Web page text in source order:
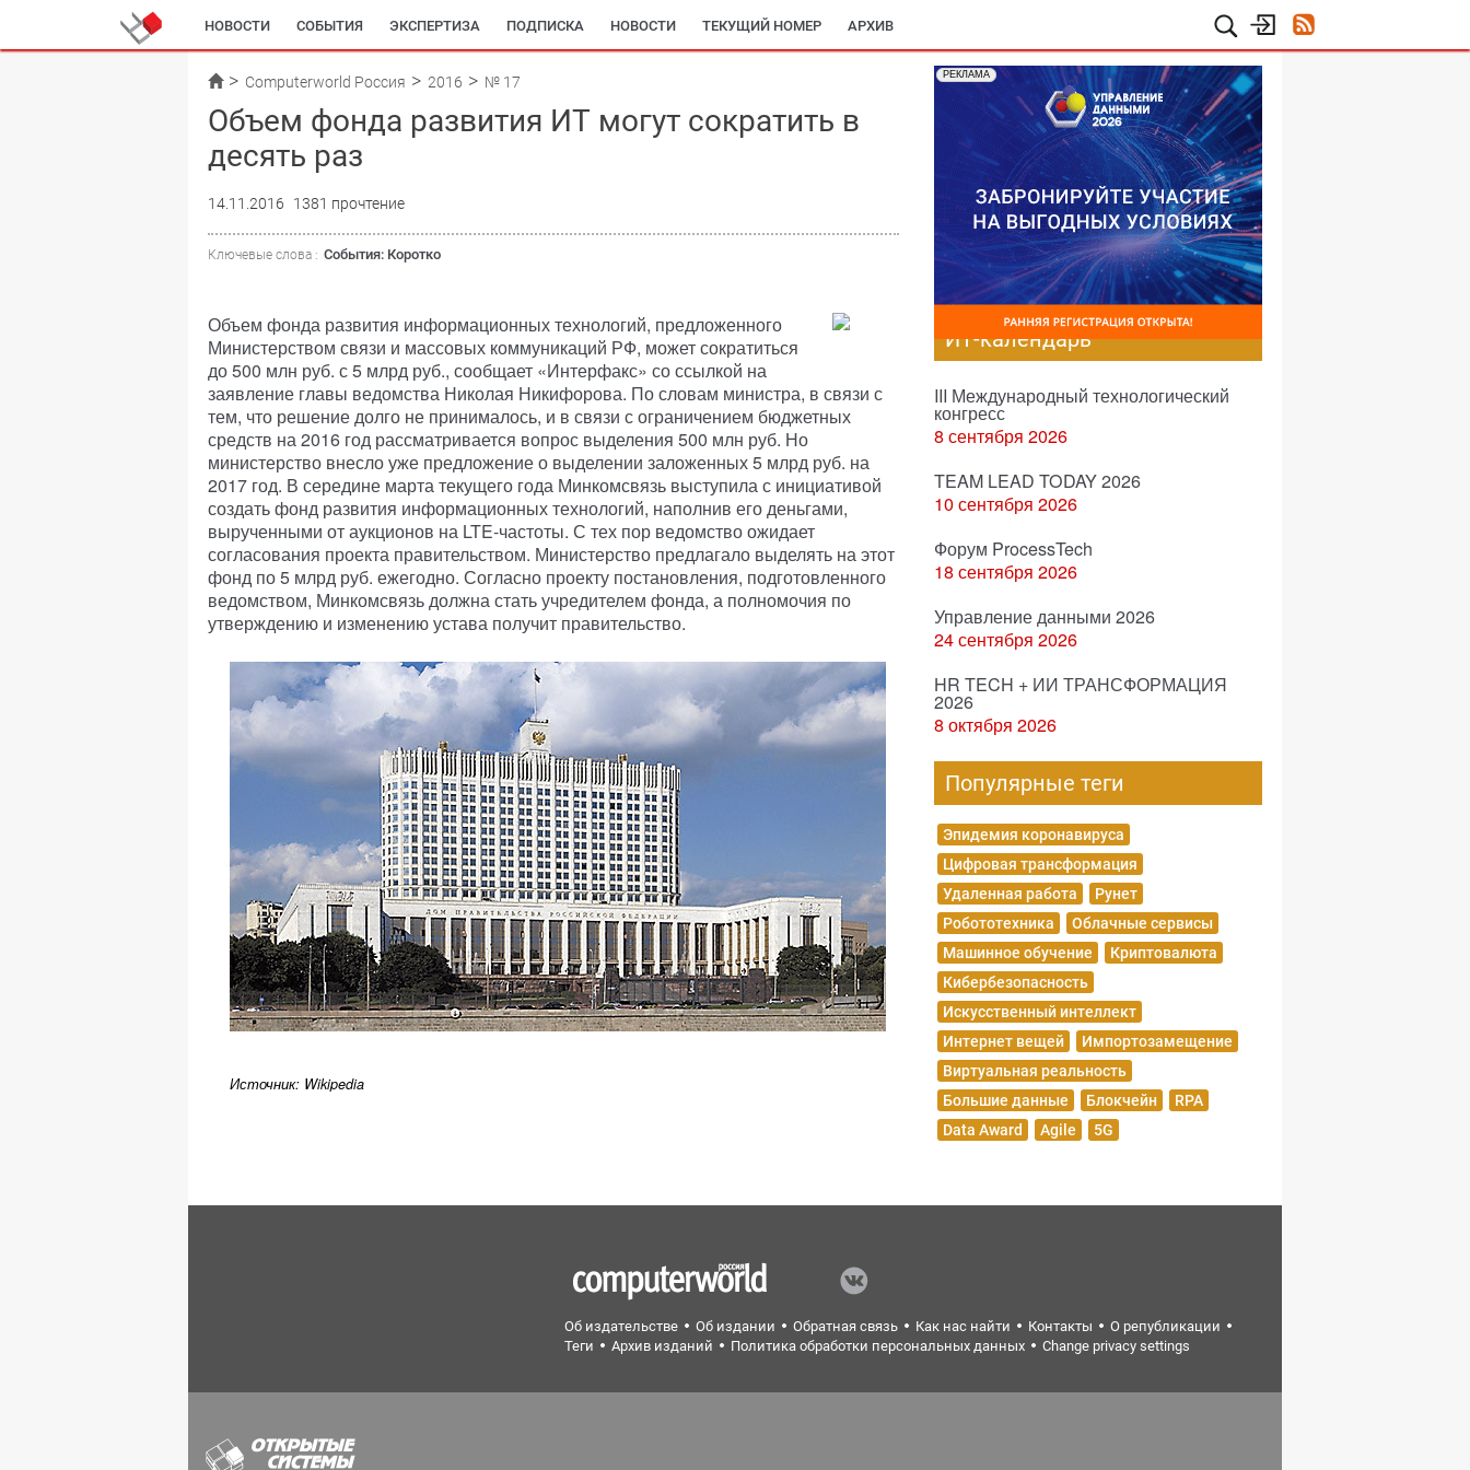
НОВОСТИ СОБЫТИЯ ЭКСПЕРТИЗА ПОДПИСКА НОВОСТИ ТЕКУЩИЙ НОМЕР АРХИВ
Computerworld Россия 2016 № 17
Объем фонда развития ИТ могут сократить в
десять раз
14.11.2016 1381 прочтение
Ключевые слова : События: Коротко
Объем фонда развития информационных технологий, предложенного
Министерством связи и массовых коммуникаций РФ, может сократиться
до 500 млн руб. с 5 млрд руб., сообщает «Интерфакс» со ссылкой на
заявление главы ведомства Николая Никифорова. По словам министра, в связи с
тем, что решение долго не принималось, и в связи с ограничением бюджетных
средств на 2016 год рассматривается вопрос выделения 500 млн руб. Но
министерство внесло уже предложение о выделении заложенных 5 млрд руб. на
2017 год. В середине марта текущего года Минкомсвязь выступила с инициативой
создать фонд развития информационных технологий, наполнив его деньгами,
вырученными от аукционов на LTE-частоты. С тех пор ведомство ожидает
согласования проекта правительством. Министерство предлагало выделять на этот
фонд по 5 млрд руб. ежегодно. Согласно проекту постановления, подготовленного
ведомством, Минкомсвязь должна стать учредителем фонда, а полномочия по
утверждению и изменению устава получит правительство.
Источник: Wikipedia
РЕКЛАМА
ИТ-календарь
III Международный технологический
конгресс
8 сентября 2026
TEAM LEAD TODAY 2026
10 сентября 2026
Форум ProcessTech
18 сентября 2026
Управление данными 2026
24 сентября 2026
HR TECH + ИИ ТРАНСФОРМАЦИЯ
2026
8 октября 2026
Популярные теги
Эпидемия коронавируса
Цифровая трансформация
Удаленная работа
Рунет
Робототехника
Облачные сервисы
Машинное обучение
Криптовалюта
Кибербезопасность
Искусственный интеллект
Интернет вещей
Импортозамещение
Виртуальная реальность
Большие данные
Блокчейн
RPA
Data Award
Agile 5G
Об издательстве Об издании Обратная связь Как нас найти Контакты
О републикации
Теги
Архив изданий Политика обработки персональных данных Change privacy settings